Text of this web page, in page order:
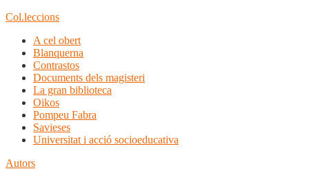
Col.leccions
A cel obert
Blanquerna
Contrastos
Documents dels magisteri
La gran biblioteca
Oikos
Pompeu Fabra
Savieses
Universitat i acció socioeducativa
Autors